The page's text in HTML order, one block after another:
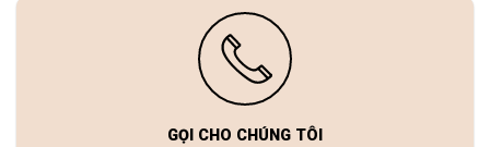
GỌI CHO CHÚNG TÔI